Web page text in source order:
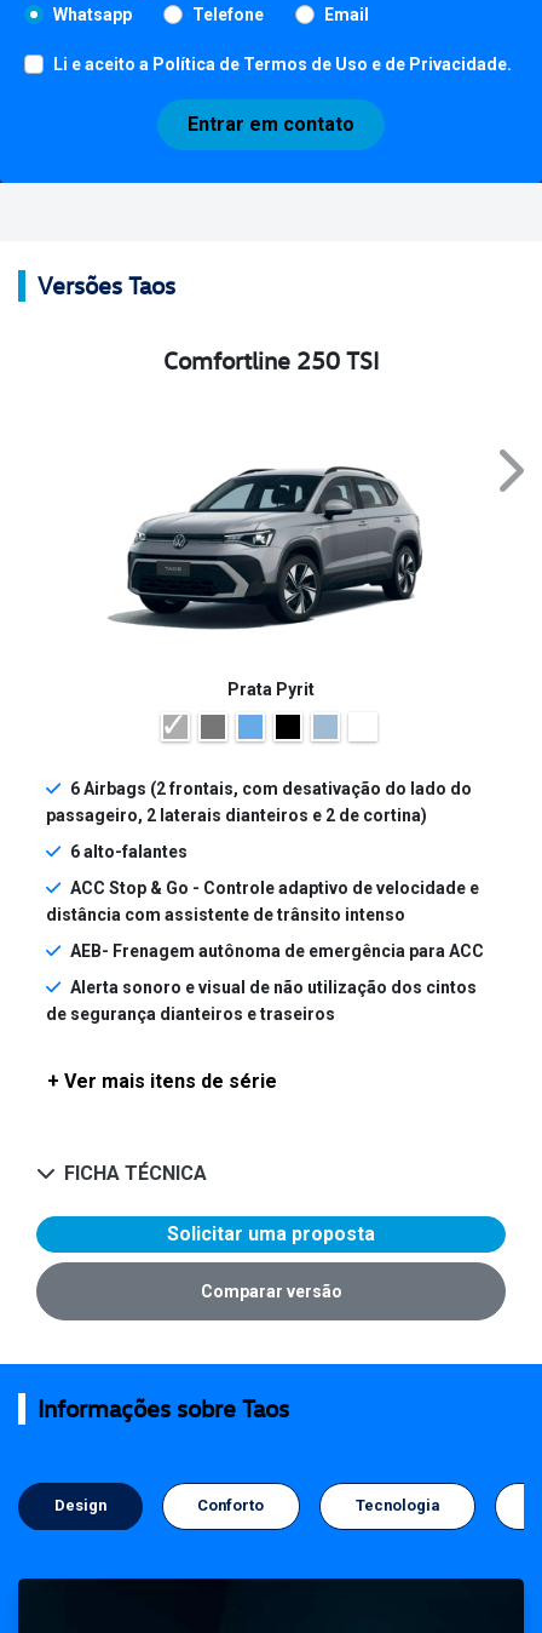
Whatsapp
Telefone Email
Li e aceito a Política de Termos de Uso e de Privacidade.
Entrar em contato
Versões Taos
Comfortline 250 TSI
Prata Pyrit
6 Airbags (2 frontais, com desativação do lado do
passageiro, 2 laterais dianteiros e 2 de cortina)
6 alto-falantes
ACC Stop & Go - Controle adaptivo de velocidade e
distância com assistente de trânsito intenso
AEB- Frenagem autônoma de emergência para ACC
Alerta sonoro e visual de não utilização dos cintos
de segurança dianteiros e traseiros
+ Ver mais itens de série
FICHA TÉCNICA
Solicitar uma proposta
Comparar versão
Informações sobre Taos
Design Conforto Tecnologia